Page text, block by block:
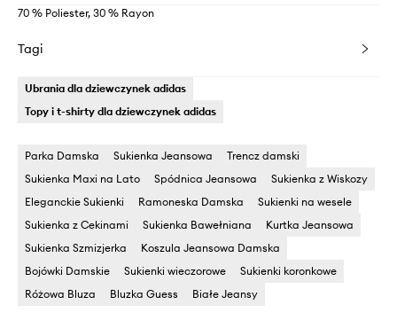
70 % Poliester, 30 % Rayon
Tagi
Ubrania dla dziewczynek adidas
Topy i t-shirty dla dziewczynek adidas
Parka Damska Sukienka Jeansowa
Trencz damski
Sukienka Maxi na Lato
Spódnica Jeansowa
Sukienka z Wiskozy
Eleganckie Sukienki
Ramoneska Damska
Sukienki na wesele
Sukienka z Cekinami
Sukienka Bawełniana
Kurtka Jeansowa
Sukienka Szmizjerka
Koszula Jeansowa Damska
Bojówki Damskie
Sukienki wieczorowe
Sukienki koronkowe
Różowa Bluza
Bluzka Guess Białe Jeansy